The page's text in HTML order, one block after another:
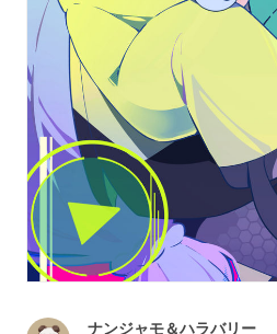
ナンジャモ＆ハラバリー